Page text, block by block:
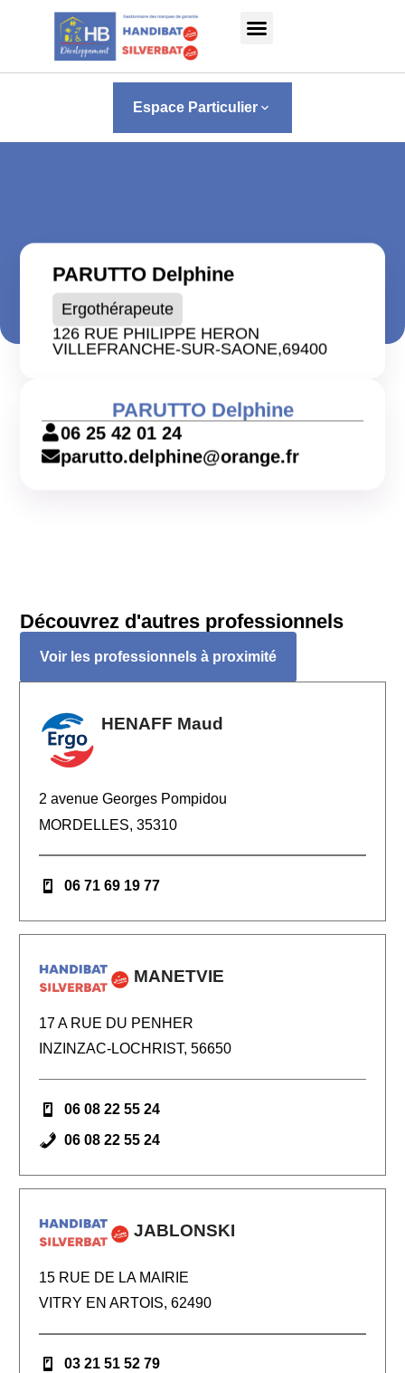
Panneau de gestion des cookies
Espace Particulier keyboard_arrow_down
PARUTTO Delphine
Ergothérapeute
126 RUE PHILIPPE HERON
VILLEFRANCHE-SUR-SAONE,69400
PARUTTO Delphine
06 25 42 01 24
parutto.delphine@orange.fr
Découvrez d'autres professionnels
Voir les professionnels à proximité
HENAFF Maud
2 avenue Georges Pompidou
MORDELLES, 35310
06 71 69 19 77
MANETVIE
17 A RUE DU PENHER
INZINZAC-LOCHRIST, 56650
06 08 22 55 24
06 08 22 55 24
JABLONSKI
15 RUE DE LA MAIRIE
VITRY EN ARTOIS, 62490
03 21 51 52 79